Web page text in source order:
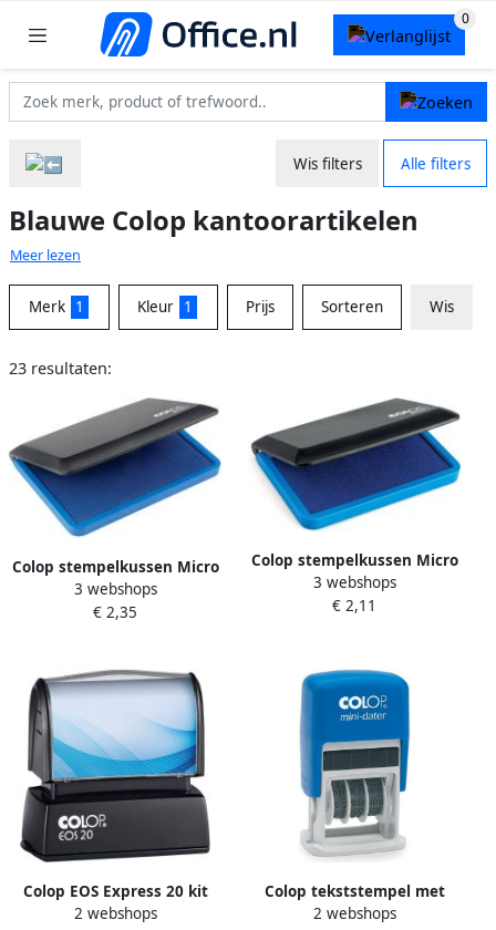
Wis filters Alle filters
Blauwe Colop kantoorartikelen
Meer lezen
Merk 1 Kleur 1 Prijs Sorteren Wis
23 resultaten:
Colop stempelkussen Micro
ft 7 x 11 cm blauw
3 webshops
€ 2,35
Colop stempelkussen Micro
ft 5 x 9 cm blauw
3 webshops
€ 2,11
Colop EOS Express 20 kit
blauwe inkt
2 webshops
Colop tekststempel met
datum Mini-Dater tekst:
2 webshops